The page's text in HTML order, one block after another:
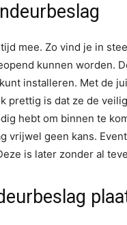
mee. Zo vind je in
kunnen worden.
installeren. Met de
prettig is dat ze de
hebt om binnen te
vrijwel geen kans.
is later zonder al